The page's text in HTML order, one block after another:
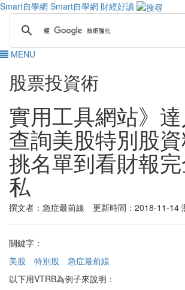
Smart自學網 Smart自學網 財經好讀
MENU
股票投資術
實用工具網站》
查詢美股特別股
挑名單到看財報
私
撰文者：急症最前線 更新時間：2018-11-14
關鍵字：
美股
特別股
急症最前線
以下用VTRB為例子來說明：